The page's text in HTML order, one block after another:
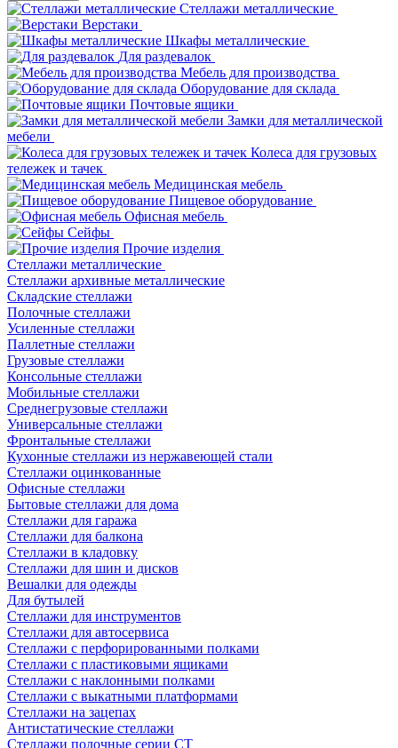
Стеллажи металлические
Верстаки
Шкафы металлические
Для раздевалок
Мебель для производства
Оборудование для склада
Почтовые ящики
Замки для металлической
мебели
Колеса для грузовых
тележек и тачек
Медицинская мебель
Пищевое оборудование
Офисная мебель
Сейфы
Прочие изделия
Стеллажи металлические
Cтеллажи архивные металлические
Складские стеллажи
Полочные стеллажи
Усиленные стеллажи
Паллетные стеллажи
Грузовые стеллажи
Консольные стеллажи
Мобильные стеллажи
Среднегрузовые стеллажи
Универсальные стеллажи
Фронтальные стеллажи
Кухонные стеллажи из нержавеющей стали
Стеллажи оцинкованные
Офисные стеллажи
Бытовые стеллажи для дома
Стеллажи для гаража
Стеллажи для балкона
Стеллажи в кладовку
Стеллажи для шин и дисков
Вешалки для одежды
Для бутылей
Стеллажи для инструментов
Стеллажи для автосервиса
Стеллажи с перфорированными полками
Стеллажи с пластиковыми ящиками
Стеллажи с наклонными полками
Стеллажи с выкатными платформами
Стеллажи на зацепах
Антистатические стеллажи
Стеллажи полочные серии СТ